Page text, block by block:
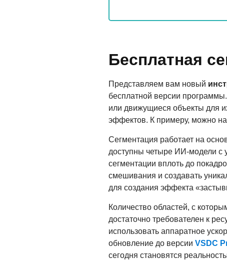
Бесплатная
Представляем вам новый
бесплатной версии
или движущиеся объекты для
эффектов. К примеру, можно
Сегментация работает на
доступны четыре ИИ-модели с
сегментации вплоть до
смешивания и создавать
для создания эффекта
Количество областей, с
достаточно требователен к
использовать аппаратное
обновление до версии VSDC
сегодня становятся